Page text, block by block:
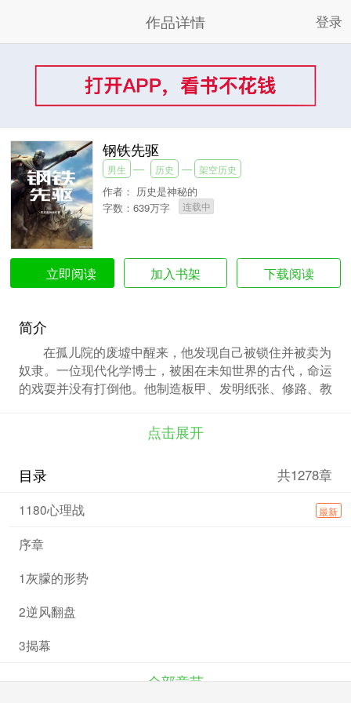
作品详情 登录
钢铁先驱
男生 历史 架空历史
作者： 历史是神秘的
字数：639万字
连载中
立即阅读 加入书架 下载阅读
简介
在孤儿院的废墟中醒来，他发现自己被锁住并被卖为
奴隶。一位现代化学博士，被困在未知世界的古代，命运
的戏耍并没有打倒他。他制造板甲、发明纸张、修路、教
怎能不引起嫉妒的目光呢?海上霸主-卡塔赫纳，势不可挡
的埃克索拉斯军队，东方超级大国-阿德哈尼亚，商业联
的-贫瘠福雷斯特的野蛮人，所有人都想从他那里得到一
挣扎着跳过龙门，建立一个王朝，以超越他们所有人。
点击展开
目录 共1278章
1180心理战 最新
序章
1灰朦的形势
2逆风翻盘
3揭幕
全部章节